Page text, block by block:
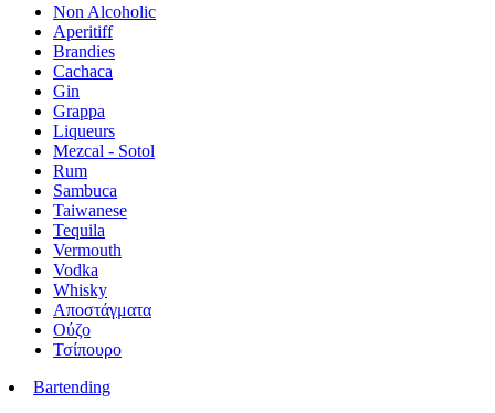
Non Alcoholic
Aperitiff
Brandies
Cachaca
Gin
Grappa
Liqueurs
Mezcal - Sotol
Rum
Sambuca
Taiwanese
Tequila
Vermouth
Vodka
Whisky
Αποστάγματα
Ούζο
Τσίπουρο
Bartending